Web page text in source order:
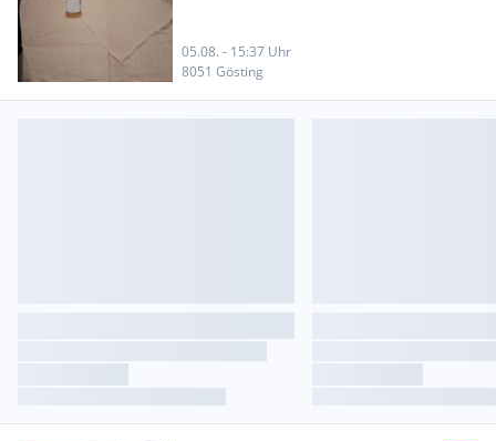
05.08. - 15:37 Uhr
8051 Gösting